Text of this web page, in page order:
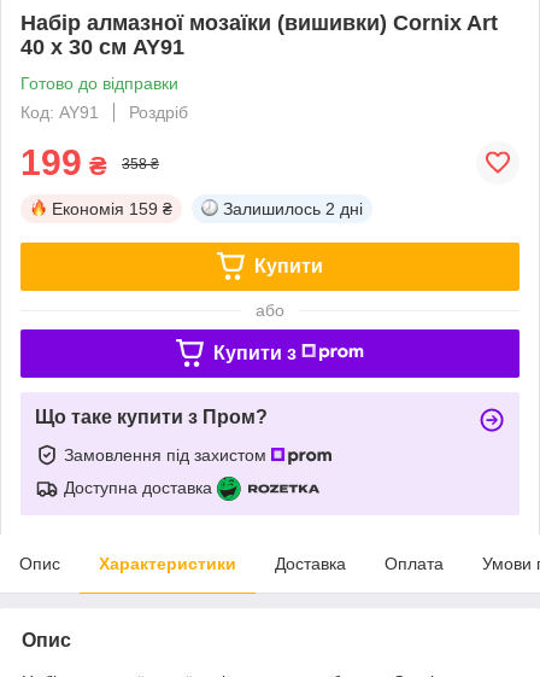
Набір алмазної мозаїки (вишивки) Cornix Art
40 x 30 см AY91
Готово до відправки
Код: AY91
Роздріб
199 ₴ 358 ₴
Економія 159 ₴ Залишилось 2 дні
Купити
або
Купити з
Що таке купити з Пром?
Замовлення під захистом
Доступна доставка
Опис Характеристики Доставка Оплата Умови
Опис